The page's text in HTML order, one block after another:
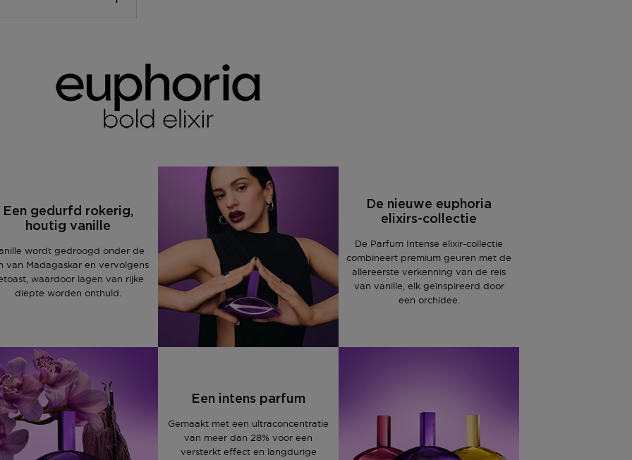
gratis. Daarnaast
na 1 uur klaar in
punt.
kun je op vertoon
om deze
heb je dan nog
jouw bestelling te
van een
winkel bij jou in de
wel je
Een gedurfd rokerig,
houtig vanille
wordt gedroogd onder de
van Madagaskar en vervolgens
waardoor lagen van rijke
diepte worden onthuld.
Een intens parfum
Gemaakt met een ultraconcentratie
van meer dan 28% voor een
versterkt effect en langdurige
De nieuwe euphoria
elixirs-collectie
De Parfum Intense elixir-collectie
combineert premium geuren met de
allereerste verkenning van de reis
van vanille, elk geïnspireerd door
een orchidee.